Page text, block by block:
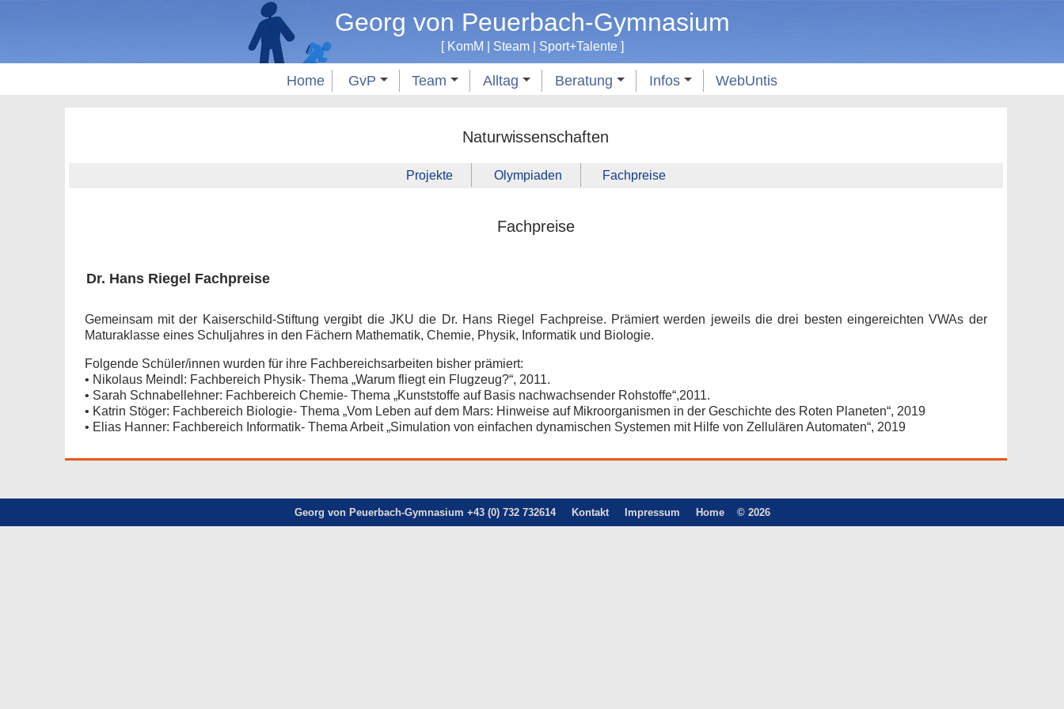
Georg von Peuerbach-Gymnasium
[ KomM Steam| Sport+Talente]
Home GvP Team Alltag Beratung Infos WebUntis
Naturwissenschaften
Projekte Olympiaden Fachpreise
Fachpreise
Dr. Hans Riegel Fachpreise
Gemeinsam mit der Kaiserschild-Stiftung vergibt die JKU die Dr. Hans Riegel Fachpreise. Prämiert werden jeweils die drei besten eingereichten VWAs der
Maturaklasse eines Schuljahres in den Fächern Mathematik, Chemie, Physik, Informatik und Biologie.
Folgende Schüler/innen wurden für ihre Fachbereichsarbeiten bisher prämiert:
• Nikolaus Meindl: Fachbereich Physik- Thema „Warum fliegt ein Flugzeug?“, 2011.
• Sarah Schnabellehner: Fachbereich Chemie- Thema „Kunststoffe auf Basis nachwachsender Rohstoffe“,2011.
• Katrin Stöger: Fachbereich Biologie- Thema „Vom Leben auf dem Mars: Hinweise auf Mikroorganismen in der Geschichte des Roten Planeten“, 2019
• Elias Hanner: Fachbereich Informatik- Thema Arbeit „Simulation von einfachen dynamischen Systemen mit Hilfe von Zellulären Automaten“, 2019
Georg von Peuerbach-Gymnasium +43 (0) 732 732614 Kontakt Impressum Home © 2026